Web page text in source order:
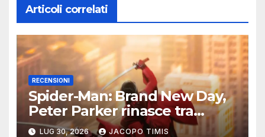
Articoli correlati
RECENSIONI
Spider-Man: Brand New Day,
Peter Parker rinasce tra
ombre e solitudine
LUG 30, 2026 JACOPO TIMIS